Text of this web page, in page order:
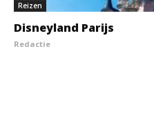
Reizen
Disneyland Parijs
Redactie